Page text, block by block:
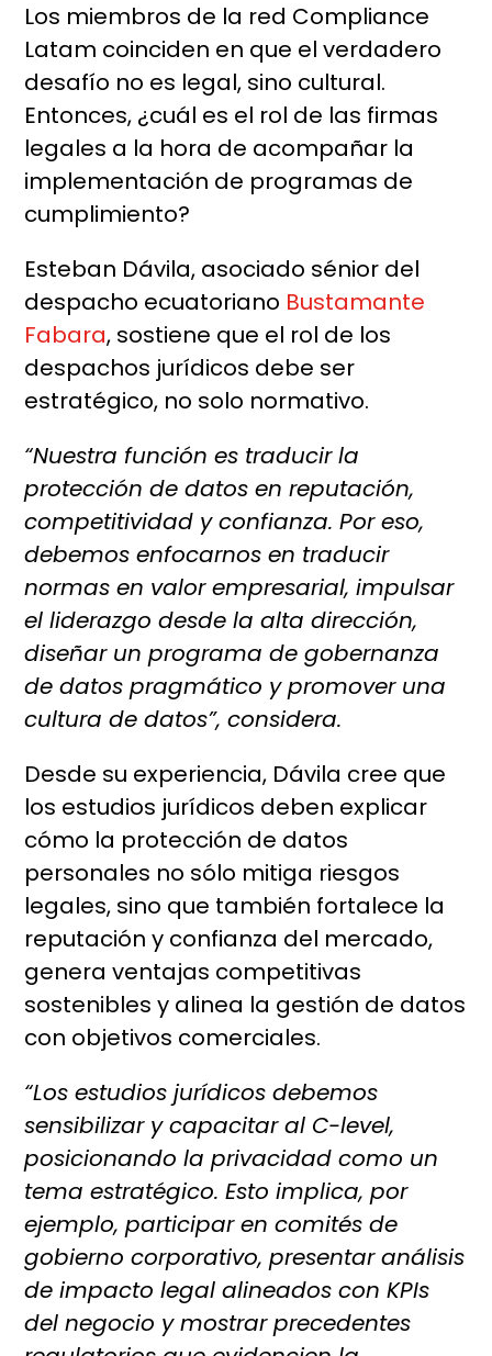
Los miembros de la red Compliance
Latam coinciden en que el verdadero
desafío no es legal, sino cultural.
Entonces, ¿cuál es el rol de las firmas
legales a la hora de acompañar la
implementación de programas de
cumplimiento?
Esteban Dávila, asociado sénior del
despacho ecuatoriano Bustamante
Fabara, sostiene que el rol de los
despachos jurídicos debe ser
estratégico, no solo normativo.
“Nuestra función es traducir la
protección de datos en reputación,
competitividad y confianza. Por eso,
debemos enfocarnos en traducir
normas en valor empresarial, impulsar
el liderazgo desde la alta dirección,
diseñar un programa de gobernanza
de datos pragmático y promover una
cultura de datos”, considera.
Desde su experiencia, Dávila cree que
los estudios jurídicos deben explicar
cómo la protección de datos
personales no sólo mitiga riesgos
legales, sino que también fortalece la
reputación y confianza del mercado,
genera ventajas competitivas
sostenibles y alinea la gestión de datos
con objetivos comerciales.
“Los estudios jurídicos debemos
sensibilizar y capacitar al C-level,
posicionando la privacidad como un
tema estratégico. Esto implica, por
ejemplo, participar en comités de
gobierno corporativo, presentar análisis
de impacto legal alineados con KPIs
del negocio y mostrar precedentes